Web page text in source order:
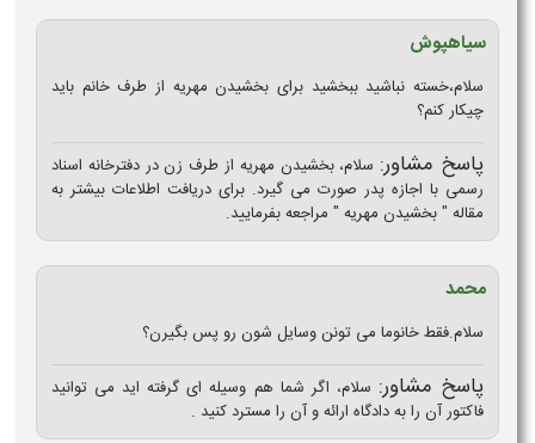
سیاهپوش
سلام،خسته نباشید ببخشید برای بخشیدن مهریه از طرف خانم باید
چیکار کنم؟
پاسخ مشاور: سلام، بخشیدن مهریه از طرف زن در دفترخانه اسناد
رسمی با اجازه پدر صورت می گیرد. برای دریافت اطلاعات بیشتر به
مقاله " بخشیدن مهریه " مراجعه بفرمایید.
محمد
سلام.فقط خانوما می تونن وسایل شون رو پس بگیرن؟
پاسخ مشاور: سلام، اگر شما هم وسیله ای گرفته اید می توانید
فاکتور آن را به دادگاه ارائه و آن را مسترد کنید .